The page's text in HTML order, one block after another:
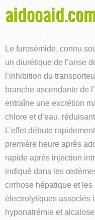
Le furosémide, connu
un diurétique de l’anse
l’inhibition du
branche ascendante de
entraîne une excrétion
chlore et d’eau,
L’effet débute
première heure après
rapide après injection
indiqué dans les
cirrhose hépatique et
électrolytiques associés
hyponatrémie et